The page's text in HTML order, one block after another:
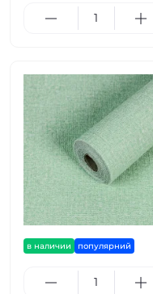
в наличии популярний